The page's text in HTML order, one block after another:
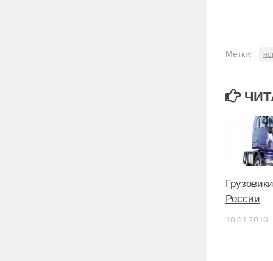
Метки:
России
10.01.2016